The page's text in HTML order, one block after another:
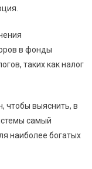
в фонды
таких как налог
чтобы выяснить, в
самый
наиболее богатых